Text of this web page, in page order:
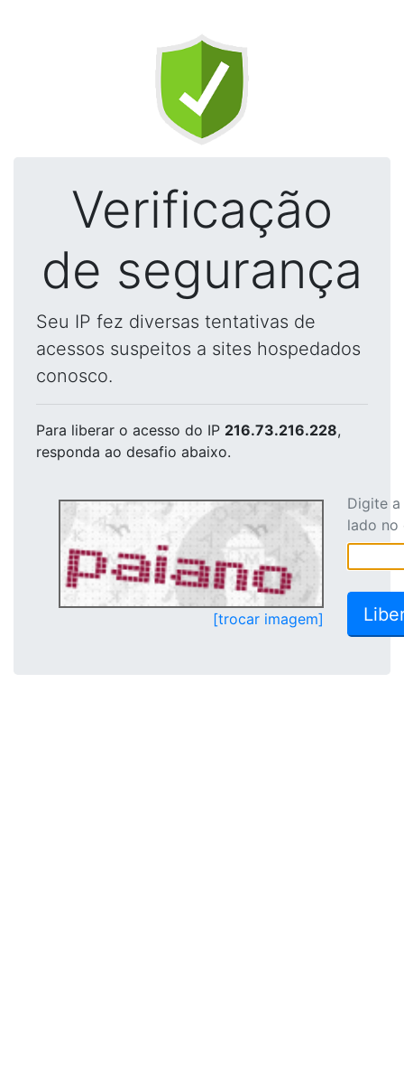
Verificação
de segurança
Seu IP fez diversas tentativas de
acessos suspeitos a sites hospedados
conosco.
Para liberar o acesso do IP 216.73.216.228,
responda ao desafio abaixo.
[trocar imagem]
Digite
lado no